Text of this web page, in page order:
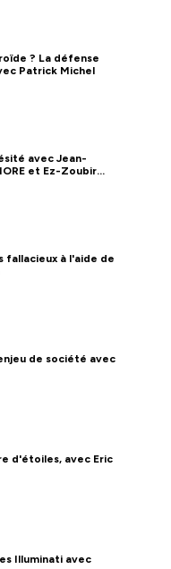
? La défense
Patrick Michel
avec Jean-
et Ez-Zoubir
à l'aide de
de société avec
d'étoiles, avec Eric
Illuminati avec